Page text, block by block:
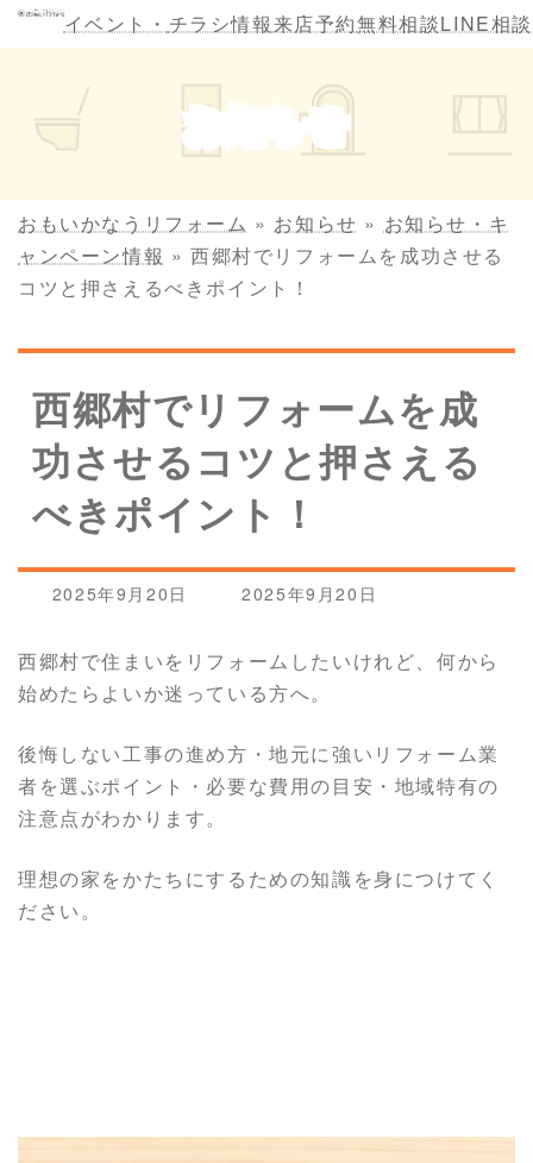
コ
ン
ッ
プ
ナ
ビ
移
動
イベント・ チラシ情報来店予約無料相談LINE相談
お知らせ
おもいかなうリフォーム » お知らせ » お知らせ・キ
ャンペーン情報 »西郷村でリフォームを成功させる
コツと押さえるべきポイント！
西郷村でリフォームを成
功させるコツと押さえる
べきポイント！
2025年9月20日
最
新
日
2025年9月20日
西郷村で住まいをリフォームしたいけれど、何から
始めたらよいか迷っている方へ。
後悔しない工事の進め方・地元に強いリフォーム業
者を選ぶポイント・必要な費用の目安・地域特有の
注意点がわかります。
理想の家をかたちにするための知識を身につけてく
ださい。